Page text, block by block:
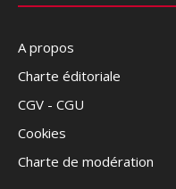
A propos
Charte éditoriale
CGV - CGU
Cookies
Charte de modération